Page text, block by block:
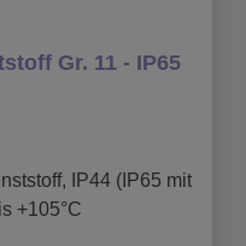
Gr. 11 - IP65
IP44 (IP65 mit
+105°C